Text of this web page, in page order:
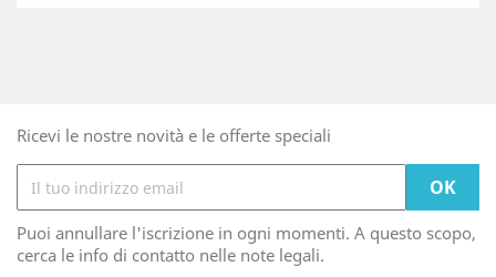
Ricevi le nostre novità e le offerte speciali
Puoi annullare l'iscrizione in ogni momenti. A questo scopo,
cerca le info di contatto nelle note legali.